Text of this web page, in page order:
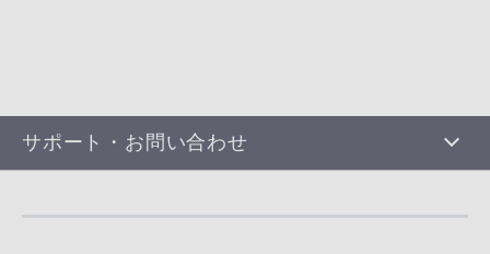
サポート・お問い合わせ